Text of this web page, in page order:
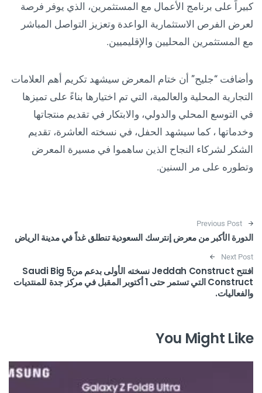
كبيراً على برنامج الأعمال مع المستثمرين، الذي يوفر فرصة
لعرض الفرص الاستثمارية الواعدة وتعزيز التواصل المباشر
مع المستثمرين المحليين والإقليميين.
وأضافت “جليح” أن ختام المعرض سيشهد تكريم أهم العلامات
التجارية المحلية والعالمية، التي تم اختيارها بناءً على تميزها
في التوسع المحلي والدولي، والابتكار في تقديم منتجاتها
وخدماتها ، كما سيشهد الحفل، في نسخته العاشرة، تقديم
الشكر لشركاء النجاح الذين ساهموا في مسيرة المعرض
وتطوره على مر السنين.
Post navigation
Previous Post
الدورة الأكبر من معرض إنترسك السعودية تنطلق غداً في مدينة الرياض
Next Post
افتتح Jeddah Construct نسخته الأولى بدعم منSaudi Big 5
Construct التي تستمر حتى 1 أكتوبر المقبل في مركز جدة للمنتديات
والفعاليات.
You Might Like